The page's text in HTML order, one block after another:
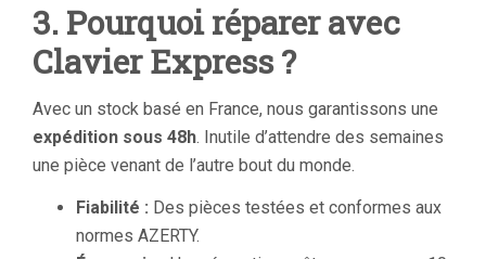
3. Pourquoi réparer avec
Clavier Express ?
Avec un stock basé en France, nous garantissons une
expédition sous 48h. Inutile d’attendre des semaines
une pièce venant de l’autre bout du monde.
Fiabilité : Des pièces testées et conformes aux
normes AZERTY.